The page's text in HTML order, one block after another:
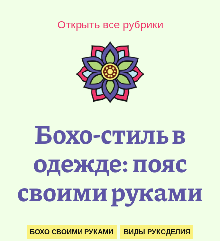
Открыть все рубрики
Бохо-стиль в
одежде: пояс
своими руками
БОХО СВОИМИ РУКАМИ ВИДЫ РУКОДЕЛИЯ